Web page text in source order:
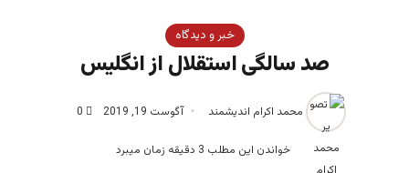
خبر و دیدگاه
صد سالگی استقلال از انگلیس
محمد اکرام اندیشمند آگوست 19, 2019 0
خواندن این مطلب 3 دقیقه زمان میبرد